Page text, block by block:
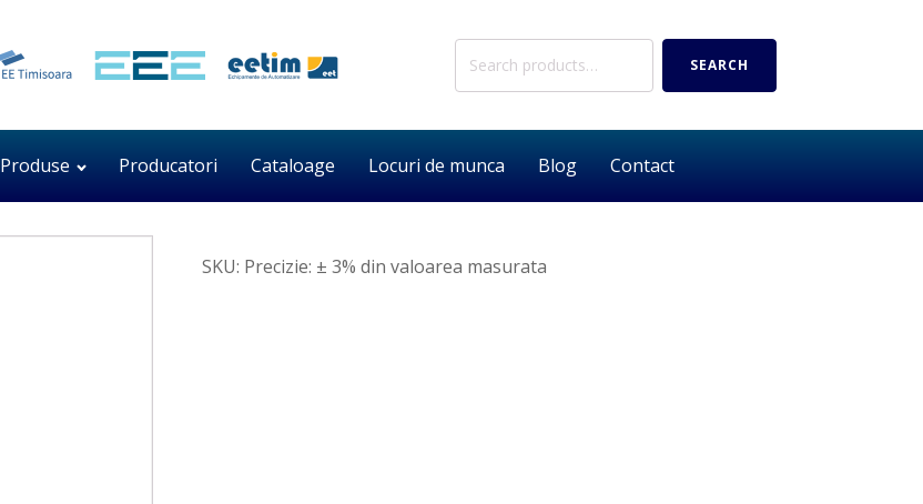
Search
SEARCH
Produse Producatori Cataloage Locuri de munca Blog Contact
SKU: Precizie: ± 3% din valoarea masurata